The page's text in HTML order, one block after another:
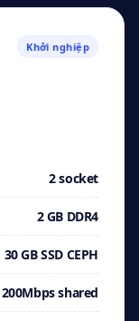
Khởi nghiệp
2 socket
2 GB DDR4
30 GB SSD CEPH
200Mbps shared